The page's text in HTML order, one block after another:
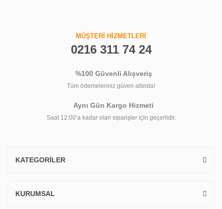
MÜŞTERİ HİZMETLERİ
0216 311 74 24
%100 Güvenli Alışveriş
Tüm ödemeleriniz güven altında!
Aynı Gün Kargo Hizmeti
Saat 12:00’a kadar olan siparişler için geçerlidir.
KATEGORİLER
KURUMSAL